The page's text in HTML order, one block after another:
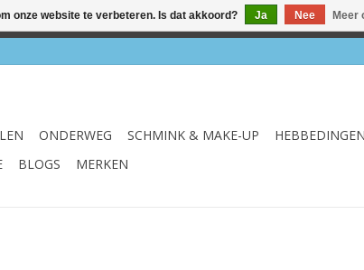
ONDERWEG SCHMINK & MAKE-UP HEBBEDINGEN
BLOGS MERKEN
onze website te verbeteren. Is dat akkoord? Ja Nee Meer
✔ Gratis verzenden vanaf €75 ✔ Levertijd 1-3